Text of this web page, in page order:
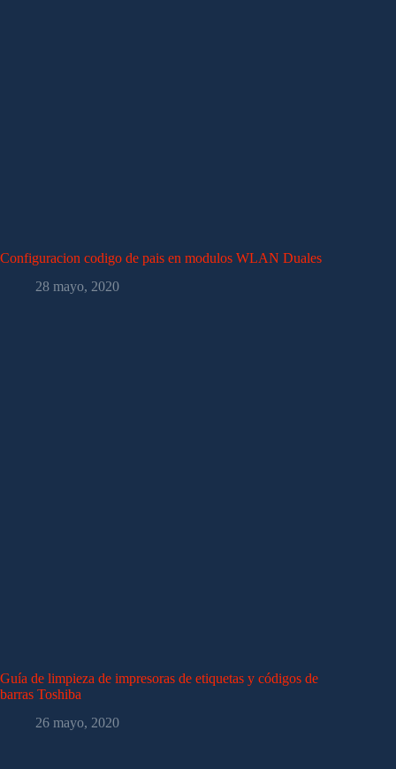
Configuracion codigo de pais en modulos WLAN Duales
28 mayo, 2020
Guía de limpieza de impresoras de etiquetas y códigos de
barras Toshiba
26 mayo, 2020